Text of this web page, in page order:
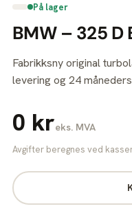
På lager
BMW – 325
Fabrikksny original
levering og 24
0 kreks. MVA
Avgifter beregnes ved